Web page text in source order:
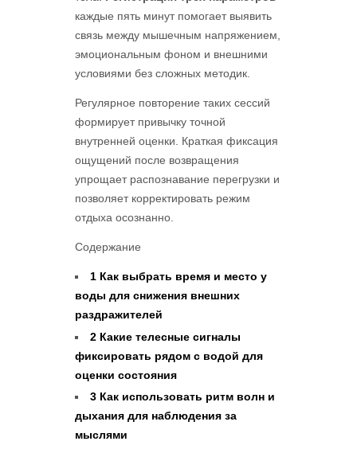
каждые пять минут помогает выявить
связь между мышечным напряжением,
эмоциональным фоном и внешними
условиями без сложных методик.
Регулярное повторение таких сессий
формирует привычку точной
внутренней оценки. Краткая фиксация
ощущений после возвращения
упрощает распознавание перегрузки и
позволяет корректировать режим
отдыха осознанно.
Содержание
1 Как выбрать время и место у
воды для снижения внешних
раздражителей
2 Какие телесные сигналы
фиксировать рядом с водой для
оценки состояния
3 Как использовать ритм волн и
дыхания для наблюдения за
мыслями